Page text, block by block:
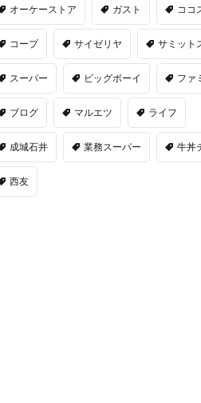
オーケーストア ガスト ココ
コープ サイゼリヤ サミット
スーパー ビッグボーイ ファ
ブログ マルエツ ライフ
成城石井 業務スーパー 牛丼
西友